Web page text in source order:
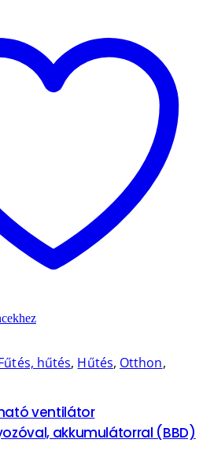
hűtés, Hűtés, Otthon,
ventilátor
akkumulátorral (BBD)